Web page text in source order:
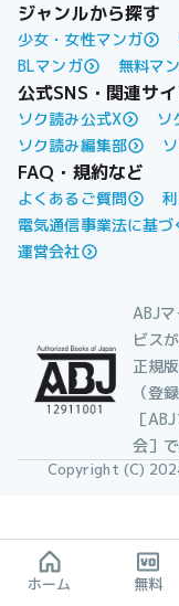
ジャンルから探す
少女・女性マンガ
BLマンガ
無料マ
公式SNS・関連サ
ソク読み公式X ソ
ソク読み編集部
FAQ・規約など
よくあるご質問
電気通信事業法に基づ
運営会社
ABJ
ビス
正規
（登
［
会］
Copyright (C)
ホーム 無料